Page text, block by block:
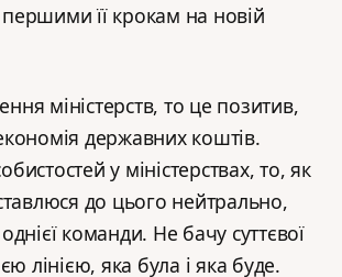
її крокам на новій
міністерств, то це позитив,
державних коштів.
у міністерствах, то, як
до цього нейтрально,
команди. Не бачу суттєвої
лінією, яка була і яка буде.